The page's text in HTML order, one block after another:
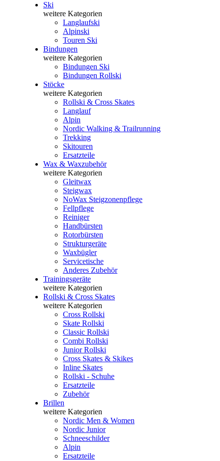
Ski
weitere Kategorien
Langlaufski
Alpinski
Touren Ski
Bindungen
weitere Kategorien
Bindungen Ski
Bindungen Rollski
Stöcke
weitere Kategorien
Rollski & Cross Skates
Langlauf
Alpin
Nordic Walking & Trailrunning
Trekking
Skitouren
Ersatzteile
Wax & Waxzubehör
weitere Kategorien
Gleitwax
Steigwax
NoWax Steigzonenpflege
Fellpflege
Reiniger
Handbürsten
Rotorbürsten
Strukturgeräte
Waxbügler
Servicetische
Anderes Zubehör
Trainingsgeräte
weitere Kategorien
Rollski & Cross Skates
weitere Kategorien
Cross Rollski
Skate Rollski
Classic Rollski
Combi Rollski
Junior Rollski
Cross Skates & Skikes
Inline Skates
Rollski - Schuhe
Ersatzteile
Zubehör
Brillen
weitere Kategorien
Nordic Men & Women
Nordic Junior
Schneeschilder
Alpin
Ersatzteile